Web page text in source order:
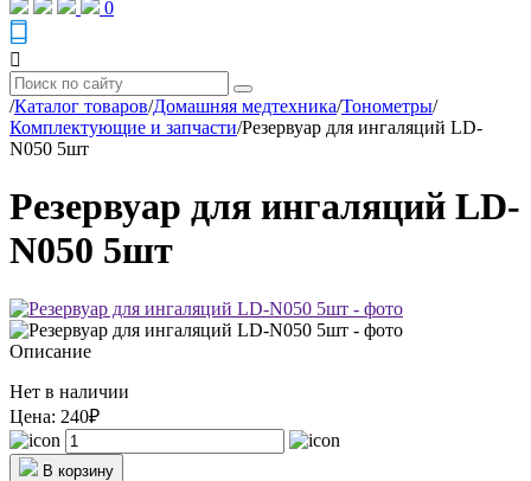
0
/Каталог товаров/Домашняя медтехника/Тонометры/
Комплектующие и запчасти/Резервуар для ингаляций LD-
N050 5шт
Резервуар для ингаляций LD-
N050 5шт
Описание
Нет в наличии
Цена: 240₽
В корзину